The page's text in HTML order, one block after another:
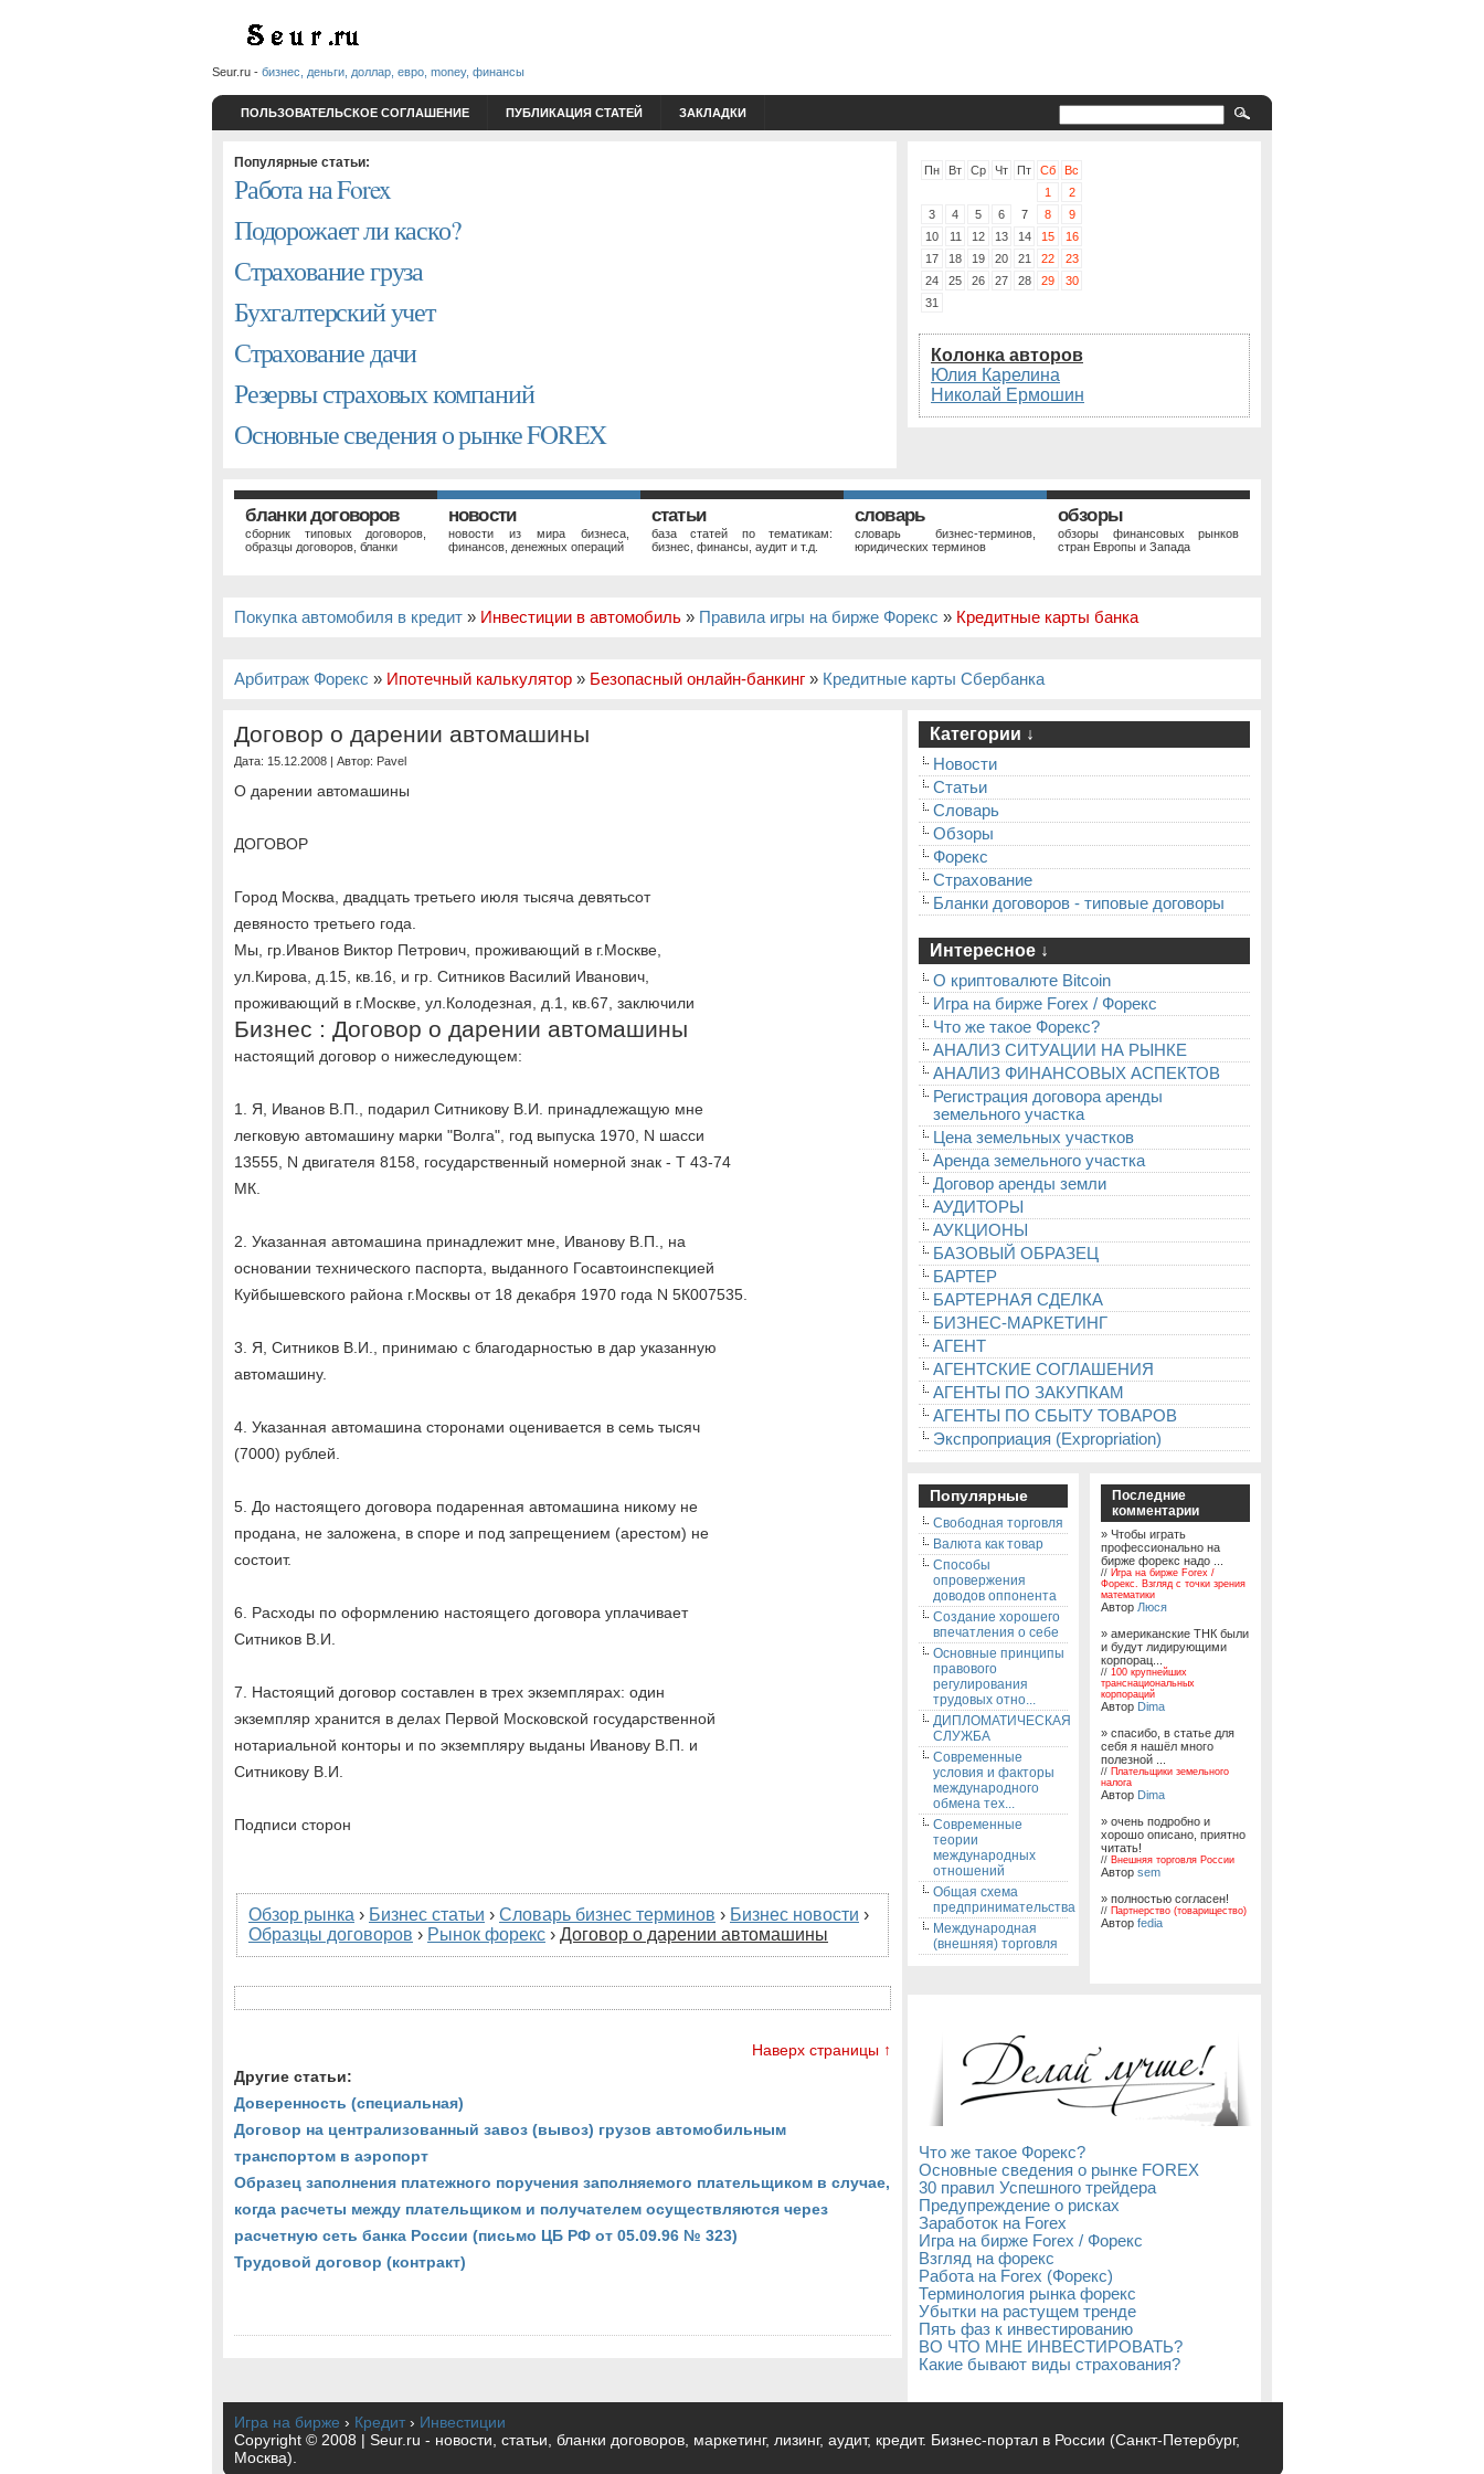
Seur.ru - бизнес, деньги, доллар, евро, money, финансы
ПОЛЬЗОВАТЕЛЬСКОЕ СОГЛАШЕНИЕ ПУБЛИКАЦИЯ СТАТЕЙ ЗАКЛАДКИ
Популярные статьи:
Работа на Forex
Подорожает ли каско?
Страхование груза
Бухгалтерский учет
Страхование дачи
Резервы страховых компаний
Основные сведения о рынке FOREX
Пн Вт Ср Чт Пт Сб
Вс
1
2
3
4 5 6 7 8
9
10
11 12 13 14 15
16
17
18 19 20 21 22
23
24
25 26 27 28 29
30
31
Колонка авторов
Юлия Карелина
Николай Ермошин
бланки договоров
сборник типовых договоров,
образцы договоров, бланки
новости
новости из мира бизнеса,
финансов, денежных операций
статьи
база статей по тематикам:
бизнес, финансы, аудит и т.д.
словарь
словарь бизнес-терминов,
юридических терминов
обзоры
обзоры финансовых рынков
стран Европы и Запада
Покупка автомобиля в кредит » Инвестиции в автомобиль » Правила игры на бирже Форекс » Кредитные карты банка
Арбитраж Форекс » Ипотечный калькулятор » Безопасный онлайн-банкинг » Кредитные карты Сбербанка
Договор о дарении автомашины
Дата: 15.12.2008 | Автор: Pavel
О дарении автомашины
ДОГОВОР
Город Москва, двадцать третьего июля тысяча девятьсот
девяносто третьего года.
Мы, гр.Иванов Виктор Петрович, проживающий в г.Москве,
ул.Кирова, д.15, кв.16, и гр. Ситников Василий Иванович,
проживающий в г.Москве, ул.Колодезная, д.1, кв.67, заключили
Бизнес : Договор о дарении автомашины
настоящий договор о нижеследующем:
1. Я, Иванов В.П., подарил Ситникову В.И. принадлежащую мне
легковую автомашину марки "Волга", год выпуска 1970, N шасси
13555, N двигателя 8158, государственный номерной знак - Т 43-74
МК.
2. Указанная автомашина принадлежит мне, Иванову В.П., на
основании технического паспорта, выданного Госавтоинспекцией
Куйбышевского района г.Москвы от 18 декабря 1970 года N 5К007535.
3. Я, Ситников В.И., принимаю с благодарностью в дар указанную
автомашину.
4. Указанная автомашина сторонами оценивается в семь тысяч
(7000) рублей.
5. До настоящего договора подаренная автомашина никому не
продана, не заложена, в споре и под запрещением (арестом) не
состоит.
6. Расходы по оформлению настоящего договора уплачивает
Ситников В.И.
7. Настоящий договор составлен в трех экземплярах: один
экземпляр хранится в делах Первой Московской государственной
нотариальной конторы и по экземпляру выданы Иванову В.П. и
Ситникову В.И.
Подписи сторон
Обзор рынка › Бизнес статьи › Словарь бизнес терминов › Бизнес новости ›
Образцы договоров › Рынок форекс › Договор о дарении автомашины
Наверх страницы ↑
Другие статьи:
Доверенность (специальная)
Договор на централизованный завоз (вывоз) грузов автомобильным
транспортом в аэропорт
Образец заполнения платежного поручения заполняемого плательщиком в случае,
когда расчеты между плательщиком и получателем осуществляются через
расчетную сеть банка России (письмо ЦБ РФ от 05.09.96 № 323)
Трудовой договор (контракт)
Категории ↓
Новости
Статьи
Словарь
Обзоры
Форекс
Страхование
Бланки договоров - типовые договоры
Интересное ↓
О криптовалюте Bitcoin
Игра на бирже Forex / Форекс
Что же такое Форекс?
АНАЛИЗ СИТУАЦИИ НА РЫНКЕ
АНАЛИЗ ФИНАНСОВЫХ АСПЕКТОВ
Регистрация договора аренды
земельного участка
Цена земельных участков
Аренда земельного участка
Договор аренды земли
АУДИТОРЫ
АУКЦИОНЫ
БАЗОВЫЙ ОБРАЗЕЦ
БАРТЕР
БАРТЕРНАЯ СДЕЛКА
БИЗНЕС-МАРКЕТИНГ
АГЕНТ
АГЕНТСКИЕ СОГЛАШЕНИЯ
АГЕНТЫ ПО ЗАКУПКАМ
АГЕНТЫ ПО СБЫТУ ТОВАРОВ
Экспроприация (Expropriation)
Популярные
Свободная торговля
Валюта как товар
Способы
опровержения
доводов оппонента
Создание хорошего
впечатления о себе
Основные принципы
правового
регулирования
трудовых отно...
ДИПЛОМАТИЧЕСКАЯ
СЛУЖБА
Современные
условия и факторы
международного
обмена тех...
Современные
теории
международных
отношений
Общая схема
предпринимательства
Международная
(внешняя) торговля
Последние
комментарии
» Чтобы играть
профессионально на
бирже форекс надо ...
// Игра на бирже Forex /
Форекс. Взгляд с точки зрения
математики
Автор Люся
» американские ТНК были
и будут лидирующими
корпорац...
// 100 крупнейших
транснациональных
корпораций
Автор Dima
» спасибо, в статье для
себя я нашёл много
полезной ...
// Плательщики земельного
налога
Автор Dima
» очень подробно и
хорошо описано, приятно
читать!
// Внешняя торговля России
Автор sem
» полностью согласен!
// Партнерство (товарищество)
Автор fedia
Что же такое Форекс?
Основные сведения о рынке FOREX
30 правил Успешного трейдера
Предупреждение о рисках
Заработок на Forex
Игра на бирже Forex / Форекс
Взгляд на форекс
Работа на Forex (Форекс)
Терминология рынка форекс
Убытки на растущем тренде
Пять фаз к инвестированию
ВО ЧТО МНЕ ИНВЕСТИРОВАТЬ?
Какие бывают виды страхования?
Игра на бирже › Кредит › Инвестиции
Copyright © 2008 | Seur.ru - новости, статьи, бланки договоров, маркетинг, лизинг, аудит, кредит. Бизнес-портал в России (Санкт-Петербург,
Москва).